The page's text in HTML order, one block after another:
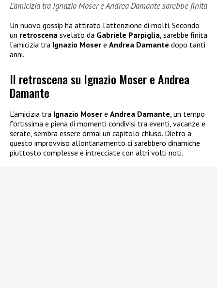
L’amicizia tra Ignazio Moser e Andrea Damante sarebbe finita
Un nuovo gossip ha attirato l’attenzione di molti. Secondo
un retroscena svelato da Gabriele Parpiglia,sarebbe finita
l’amicizia tra Ignazio Moser e Andrea Damante dopo tanti
anni.
Il retroscena su Ignazio Moser e Andrea
Damante
L’amicizia tra Ignazio Moser e Andrea Damante , un tempo
fortissima e piena di momenti condivisi tra eventi, vacanze e
serate, sembra essere ormai un capitolo chiuso. Dietro a
questo improvviso allontanamento ci sarebbero dinamiche
piuttosto complesse e intrecciate con altri volti noti.